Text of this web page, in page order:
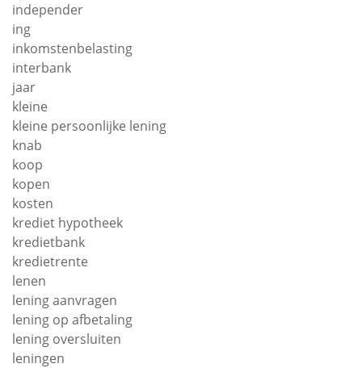
independer
ing
inkomstenbelasting
interbank
jaar
kleine
kleine persoonlijke lening
knab
koop
kopen
kosten
krediet hypotheek
kredietbank
kredietrente
lenen
lening aanvragen
lening op afbetaling
lening oversluiten
leningen